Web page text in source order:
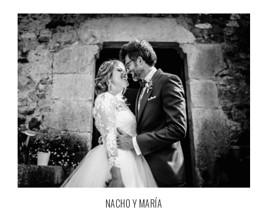
NACHO Y MARÍA